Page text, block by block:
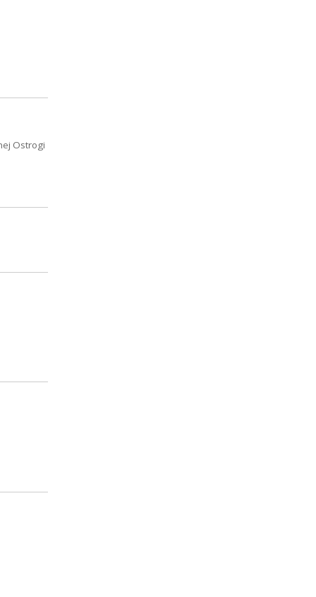
Ostrogi